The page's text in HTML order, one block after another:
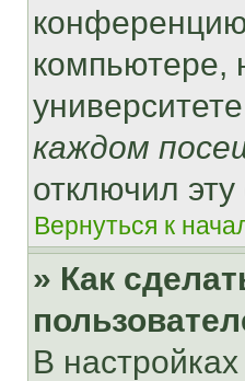
компьютере,
каждом
отключил
Вернуться к
» Как
В